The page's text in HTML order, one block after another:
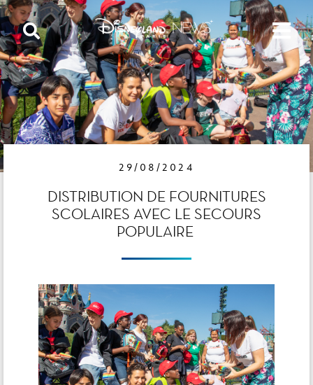
29/08/2024
DISTRIBUTION DE FOURNITURES
SCOLAIRES AVEC LE SECOURS
POPULAIRE